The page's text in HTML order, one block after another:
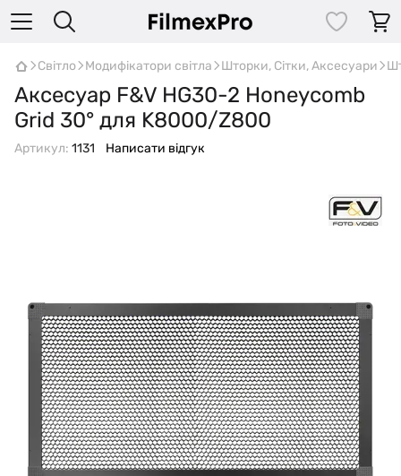
Світло Модифікатори світла Шторки, Сітки, Аксесуари
Аксесуар F&V HG30-2 Honeycomb
Grid 30° для K8000/Z800
Артикул: 1131 Написати відгук